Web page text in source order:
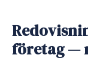
företag —